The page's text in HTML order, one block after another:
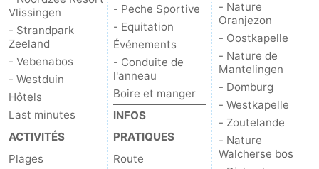
Zoutelande
-
Nature
Walcherse
bos
-
Dishoek
-
Middelburg
Zeeuws-
Vlaanderen
-
Vlissingen
- Strandpark
Zeeland
- Vebenabos
- Westduin
Hôtels
Last minutes
ACTIVITÉS
Plages
- Peche Sportive
- Equitation
Événements
- Conduite de
l'anneau
Boire et manger
INFOS
PRATIQUES
Route
- Nature
Oranjezon
- Oostkapelle
- Nature de
Mantelingen
- Domburg
- Westkapelle
- Zoutelande
- Nature
Walcherse bos